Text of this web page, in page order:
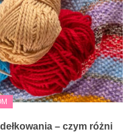
– czym różni